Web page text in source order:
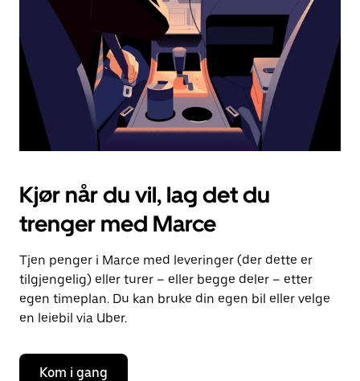
kalenderen.
Kjør når du vil, lag det du
trenger med Marce
Tjen penger i Marce med leveringer (der dette er
tilgjengelig) eller turer – eller begge deler – etter
egen timeplan. Du kan bruke din egen bil eller velge
en leiebil via Uber.
Kom i gang